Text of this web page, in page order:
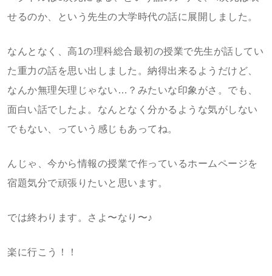
せるのか、という先生の大学時代の話に展開しました。
なんとなく、高1の理科総合最初の授業で先生が話してい
た重力の話を思い出しました。納得出来るようだけど、
なんか無理矢理じゃない…？みたいな印象がさ。でも、
面白い話でしたよ。なんとなく分かるような気がしない
でもない、っていう感じもあってね。
んじゃ、今から情報の授業で作っているホームページを
宿題気分で頑張りたいと思います。
では終わります。さよ〜なり〜♪
楽に行こう！！